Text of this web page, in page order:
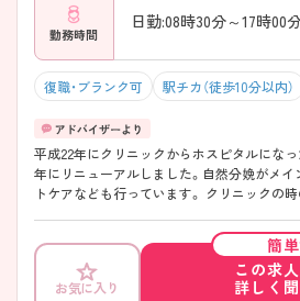
勤務時間
日勤:08時30分～17時00分
復職・ブランク可 駅チカ（徒歩10分以内）
平成22年にクリニックからホスピタルにな
年にリニューアルしました。自然分娩がメイ
トケアなども行っています。 クリニックの
全体的にフラットな環境で何かがあれば看護
院長に報告しているので現場の声が反映さ
りましたら是非、お問い合わせください♪
お気に入り
簡単
この求
詳しく